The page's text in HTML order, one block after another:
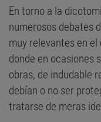
En torno a la
numerosos debates
muy relevantes en
donde en ocasiones
obras, de indudable
debían o no ser
tratarse de meras